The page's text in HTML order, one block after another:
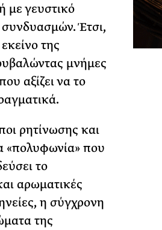
με γευστικό
Έτσι,
της
μνήμες
αξίζει να το
ρητίνωσης και
«πολυφωνία» που
το
αρωματικές
η σύγχρονη
της